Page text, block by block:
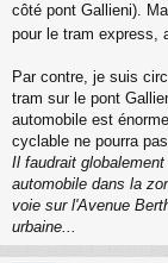
côté pont Gallieni).
pour le tram express,
Par contre, je suis
tram sur le pont
automobile est
cyclable ne pourra
Il faudrait
automobile dans la
voie sur l'Avenue
urbaine...